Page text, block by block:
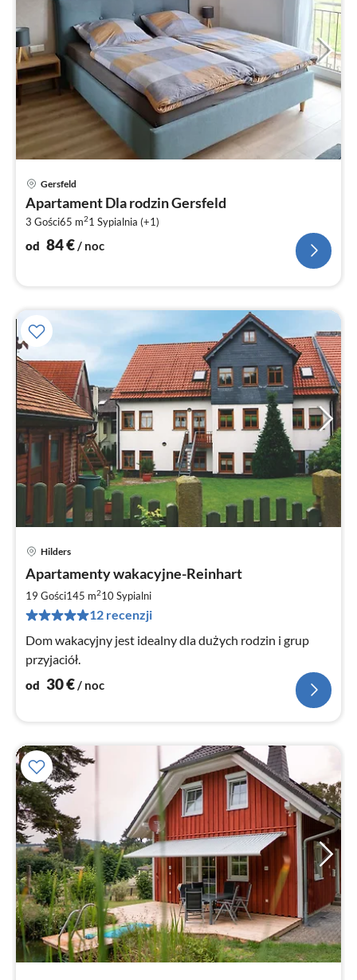
Gersfeld
Apartament Dla rodzin Gersfeld
3 Gości65 m21 Sypialnia (+1)
od 84€ / noc
Hilders
Apartamenty wakacyjne-Reinhart
19 Gości145 m210Sypialni
12 recenzji
Dom wakacyjny jest idealny dla dużych rodzin i grup
przyjaciół.
od 30€/ noc